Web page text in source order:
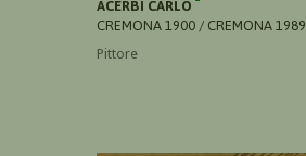
ACERBI CARLO
CREMONA 1900 / CREMONA 1989
Pittore